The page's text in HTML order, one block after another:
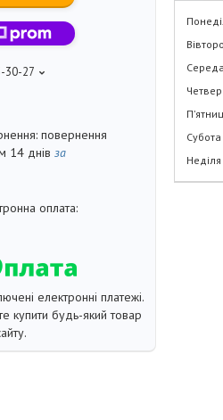
30-27
повернення
14 днів за
електронні платежі.
купити будь-який товар
Середа
Четвер
Субота
Неділя